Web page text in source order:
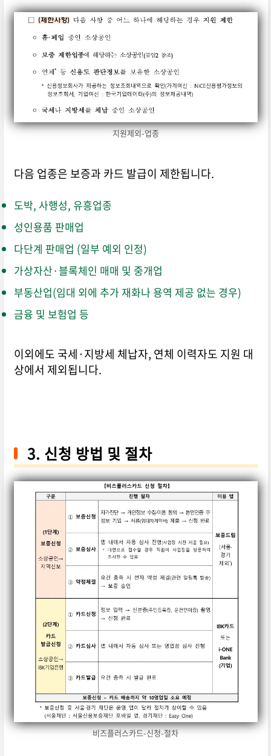
지원제외-업종
다음 업종은 보증과 카드 발급이 제한됩니다.
도박, 사행성, 유흥업종
성인용품 판매업
다단계 판매업 (일부 예외 인정)
가상자산·블록체인 매매 및 중개업
부동산업(임대 외에 추가 재화나 용역 제공 없는 경우)
금융 및 보험업 등
이외에도 국세·지방세 체납자, 연체 이력자도 지원 대
상에서 제외됩니다.
3. 신청 방법 및 절차
비즈플러스카드-신청-절차